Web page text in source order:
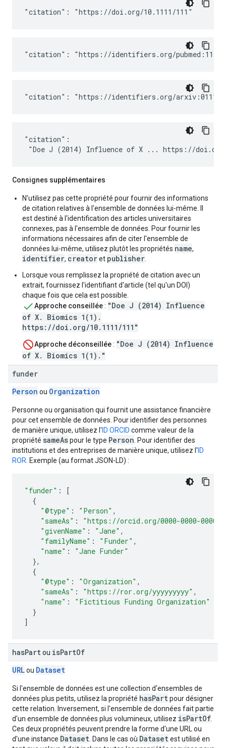
"citation": "https://doi.org/10.1111/111"
"citation": "https://identifiers.org/
"citation": "https://identifiers.org/
"citation":
"Doe J (2014) Influence of X ... https://doi.org/
Consignes supplémentaires
N'utilisez pas cette propriété pour fournir des informations
de citation relatives à l'ensemble de données lui-même. Il
est destiné à l'identification des articles universitaires
connexes, pas à l'ensemble de données. Pour fournir les
informations nécessaires afin de citer l'ensemble de
données lui-même, utilisez plutôt les propriétés name,
identifier, creatoret publisher
Lorsque vous remplissez la propriété de citation avec un
extrait, fournissez l'identifiant d'article (tel qu'un DOI)
chaque fois que cela est possible.
Approche conseillée: "Doe J (2014) Influence
of X. Biomics 1(1).
https://doi.org/10.1111/111"
Approche déconseillée: "Doe J (2014) Influence
of X. Biomics 1(1)."
funder
Person ou Organization
Personne ou organisation qui fournit une assistance financière
pour cet ensemble de données. Pour identifier des personnes
de manière unique, utilisez l' ID ORCID comme valeur de la
propriété sameAspour le type Person . Pour identifier des
institutions et des entreprises de manière unique, utilisez l' ID
ROR . Exemple (au format JSON-LD) :
"funder" :
[
{
"@type" : "Person" ,
"sameAs" :
"https://orcid.org/0000-0000-0000-
"givenName" : "Jane" ,
"familyName" : "Funder" ,
"name" :
"Jane Funder"
},
{
"@type" : "Organization" ,
"sameAs" : "https://ror.org/yyyyyyyyy" ,
"name" :
"Fictitious Funding Organization"
}
]
hasPartou isPartOf
URLou Dataset
Si l'ensemble de données est une collection d'ensembles de
données plus petits, utilisez la propriété hasPartpour désigner
cette relation. Inversement, si l'ensemble de données fait partie
d'un ensemble de données plus volumineux, utilisez isPartOf
Ces deux propriétés peuvent prendre la forme d'une URL ou
d'une instance Dataset . Dans le cas où Datasetest utilisé en